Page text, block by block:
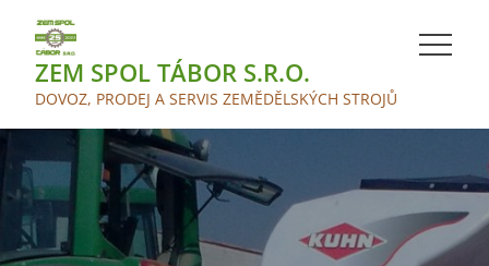
contentZEM SPOL TÁBOR S.R.O.
DOVOZ, PRODEJ A SERVIS ZEMĚDĚLSKÝCH STROJŮ